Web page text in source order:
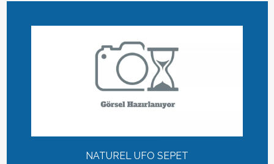
NATUREL UFO SEPET